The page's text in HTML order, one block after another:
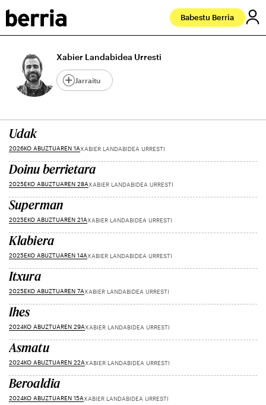
Babestu Berria
Xabier Landabidea Urresti
Jarraitu
Udak
2026KO ABUZTUAREN 1AXABIER LANDABIDEA URRESTI
Doinu berrietara
2025EKO ABUZTUAREN 28AXABIER LANDABIDEA URRESTI
Superman
2025EKO ABUZTUAREN 21AXABIER LANDABIDEA URRESTI
Klabiera
2025EKO ABUZTUAREN 14AXABIER LANDABIDEA URRESTI
Itxura
2025EKO ABUZTUAREN 7AXABIER LANDABIDEA URRESTI
Ihes
2024KO ABUZTUAREN 29AXABIER LANDABIDEA URRESTI
Asmatu
2024KO ABUZTUAREN 22AXABIER LANDABIDEA URRESTI
Beroaldia
2024KO ABUZTUAREN 15AXABIER LANDABIDEA URRESTI